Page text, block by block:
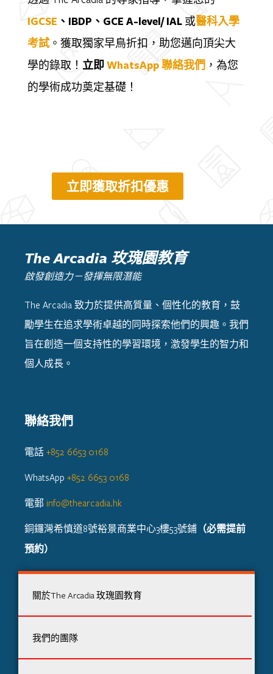
IGCSE 、IBDP、GCE A-level/ IAL 或醫科入學
考試 。獲取獨家早鳥折扣，助您邁向頂尖大
學的錄取！ 立即WhatsApp聯絡我們 ，為您
的學術成功奠定基礎！
立即獲取折扣優惠
The Arcadia 玫瑰園教育
啟發創造力－發揮無限潛能
The Arcadia 致力於提供高質量、個性化的教育，鼓
勵學生在追求學術卓越的同時探索他們的興趣。我們
旨在創造一個支持性的學習環境，激發學生的智力和
個人成長。
聯絡我們
電話 +852 6653 0168
WhatsApp +852 6653 0168
電郵 info@thearcadia.hk
銅鑼灣希慎道8號裕景商業中心3樓53號鋪 （必需提前
預約）
關於The Arcadia 玫瑰園教育
我們的團隊